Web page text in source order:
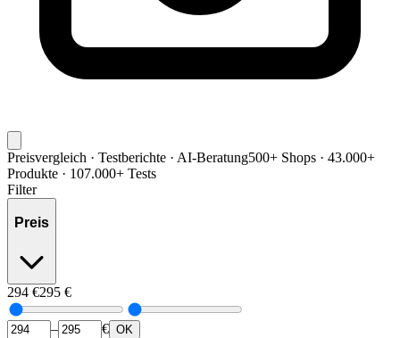
Preisvergleich · Testberichte · AI-Beratung500+ Shops · 43.000+
Produkte · 107.000+ Tests
Filter
Preis
294 €295 €
– € OK